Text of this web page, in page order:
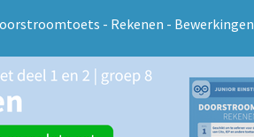
- Rekenen - Bewerkingen